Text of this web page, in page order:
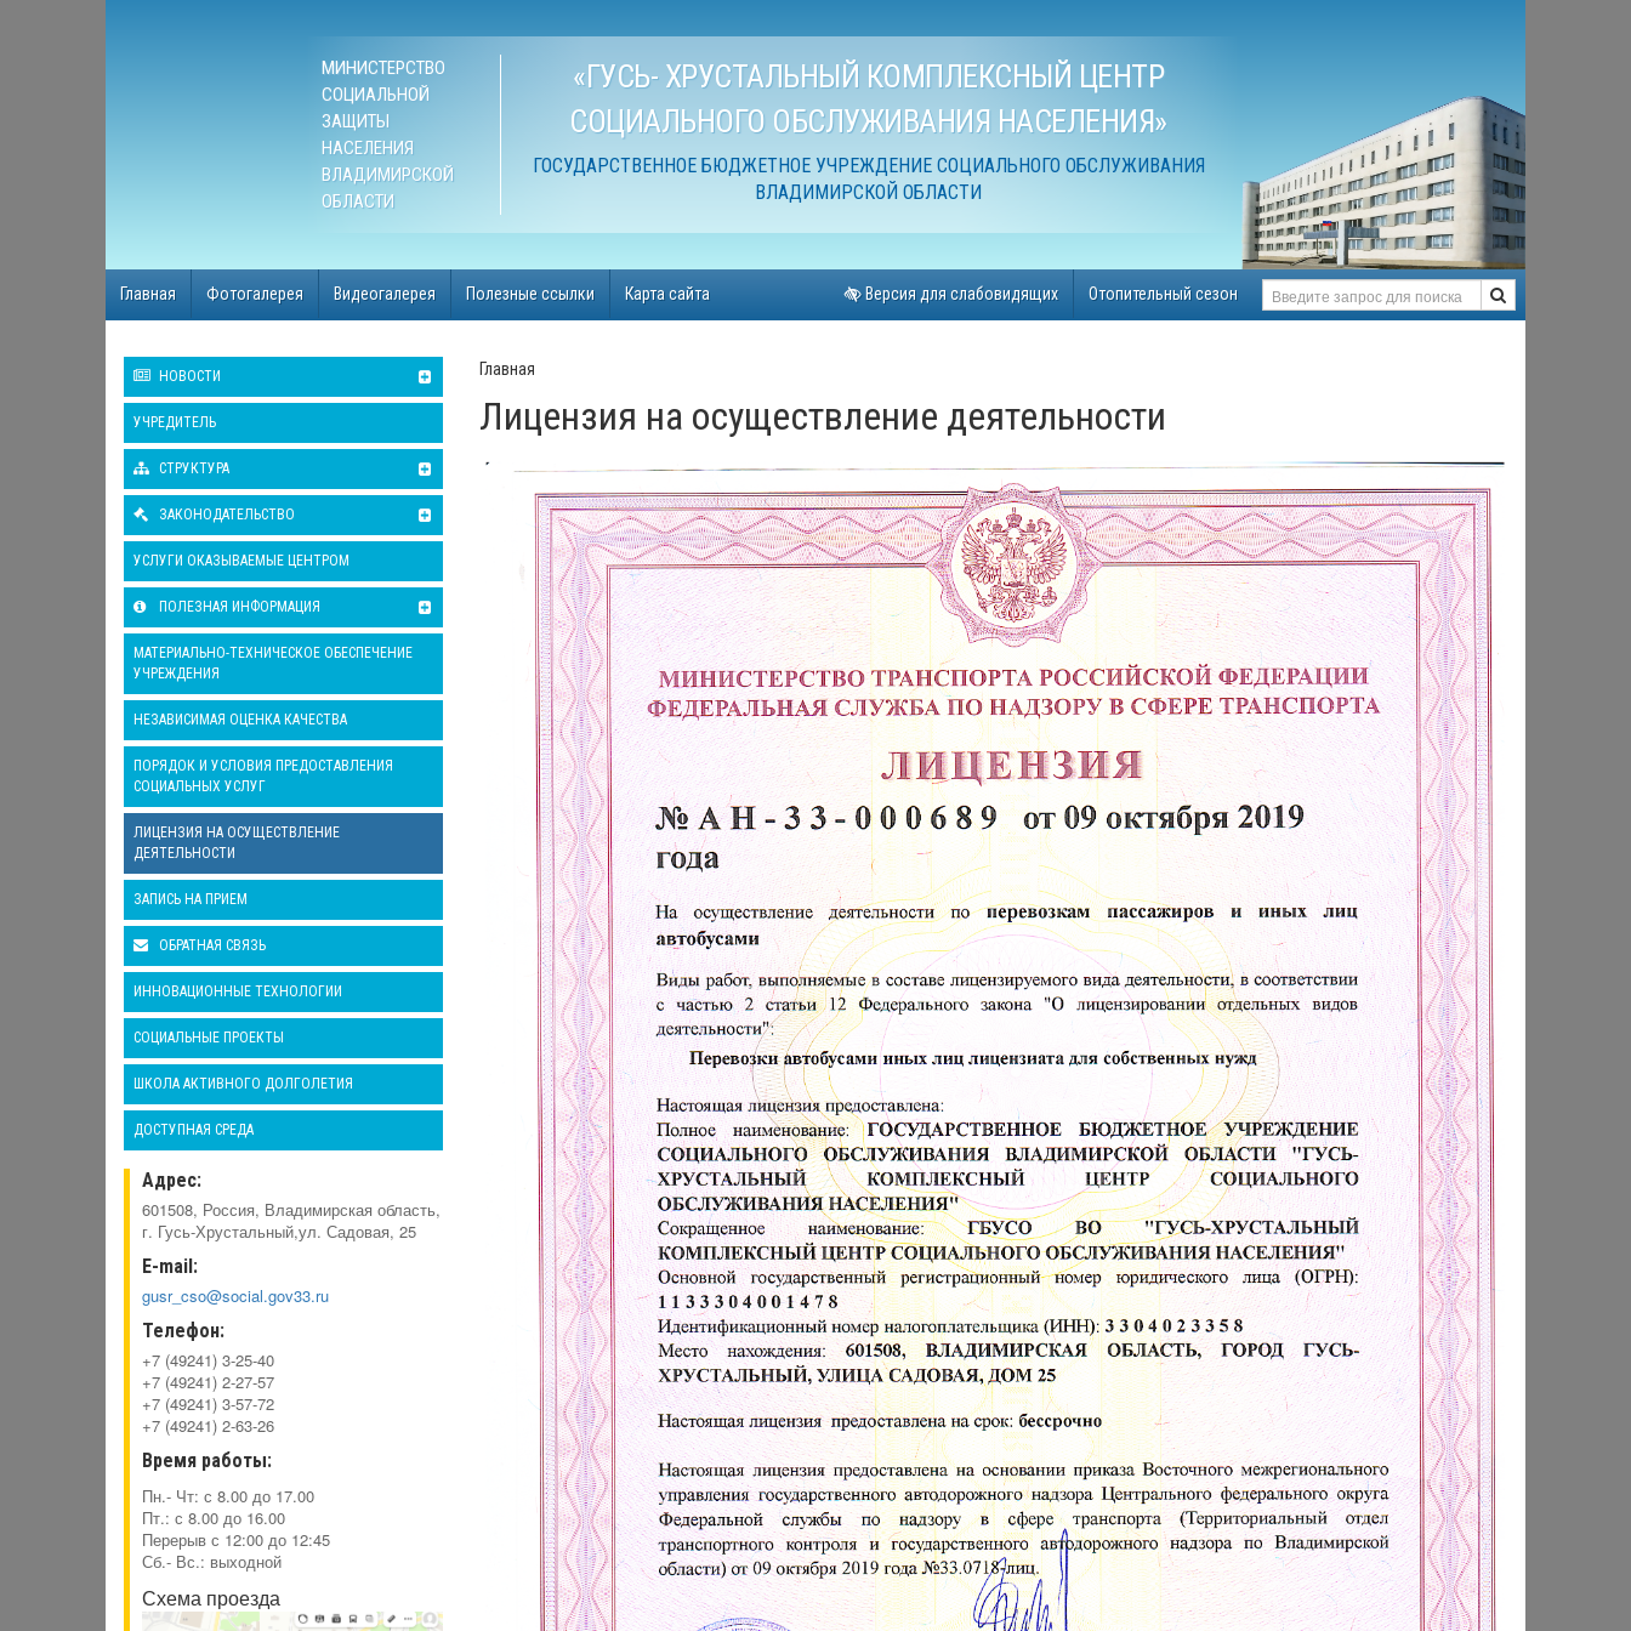
МИНИСТЕРСТВО
СОЦИАЛЬНОЙ
ЗАЩИТЫ
НАСЕЛЕНИЯ
ВЛАДИМИРСКОЙ
ОБЛАСТИ
«ГУСЬ- ХРУСТАЛЬНЫЙ КОМПЛЕКСНЫЙ ЦЕНТР
СОЦИАЛЬНОГО ОБСЛУЖИВАНИЯ НАСЕЛЕНИЯ»
ГОСУДАРСТВЕННОЕ БЮДЖЕТНОЕ УЧРЕЖДЕНИЕ СОЦИАЛЬНОГО ОБСЛУЖИВАНИЯ
ВЛАДИМИРСКОЙ ОБЛАСТИ
Главная Фотогалерея Видеогалерея Полезные ссылки Карта сайта Версия для слабовидящих Отопительный сезон
НОВОСТИ
УЧРЕДИТЕЛЬ
СТРУКТУРА
ЗАКОНОДАТЕЛЬСТВО
УСЛУГИ ОКАЗЫВАЕМЫЕ ЦЕНТРОМ
ПОЛЕЗНАЯ ИНФОРМАЦИЯ
МАТЕРИАЛЬНО-ТЕХНИЧЕСКОЕ ОБЕСПЕЧЕНИЕ
УЧРЕЖДЕНИЯ
НЕЗАВИСИМАЯ ОЦЕНКА КАЧЕСТВА
ПОРЯДОК И УСЛОВИЯ ПРЕДОСТАВЛЕНИЯ
СОЦИАЛЬНЫХ УСЛУГ
ЛИЦЕНЗИЯ НА ОСУЩЕСТВЛЕНИЕ
ДЕЯТЕЛЬНОСТИ
ЗАПИСЬ НА ПРИЕМ
ОБРАТНАЯ СВЯЗЬ
ИННОВАЦИОННЫЕ ТЕХНОЛОГИИ
СОЦИАЛЬНЫЕ ПРОЕКТЫ
ШКОЛА АКТИВНОГО ДОЛГОЛЕТИЯ
ДОСТУПНАЯ СРЕДА
Адрес:
601508, Россия, Владимирская область,
г. Гусь-Хрустальный,ул. Садовая, 25
E-mail:
gusr_cso@social.gov33.ru
Телефон:
+7 (49241) 3-25-40
+7 (49241) 2-27-57
+7 (49241) 3-57-72
+7 (49241) 2-63-26
Время работы:
Пн.- Чт: с 8.00 до 17.00
Пт.: с 8.00 до 16.00
Перерыв с 12:00 до 12:45
Сб.- Вс.: выходной
Схема проезда
Главная
Лицензия на осуществление деятельности